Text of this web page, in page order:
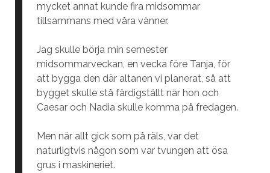
mycket annat kunde fira midsommar
tillsammans med våra vänner.
Jag skulle börja min semester
midsommarveckan, en vecka före Tanja, för
att bygga den där altanen vi planerat, så att
bygget skulle stå färdigställt när hon och
Caesar och Nadia skulle komma på fredagen.
Men när allt gick som på räls, var det
naturligtvis någon som var tvungen att ösa
grus i maskineriet.